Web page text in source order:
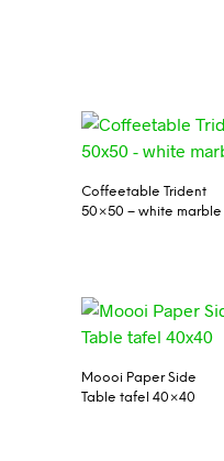
Coffeetable Trident
50×50 – white marble
Moooi Paper Side
Table tafel 40×40